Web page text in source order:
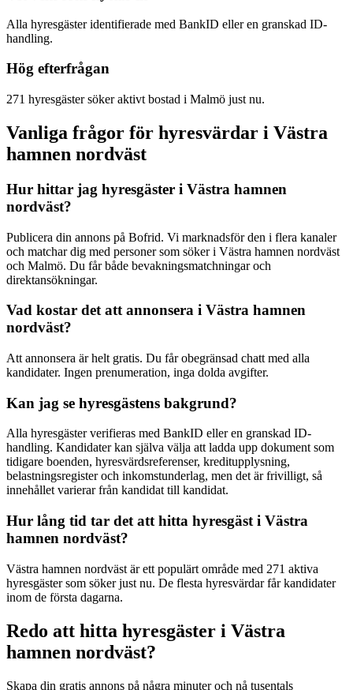
Alla hyresgäster identifierade med BankID eller en granskad ID-
handling.
Hög efterfrågan
271 hyresgäster söker aktivt bostad i Malmö just nu.
Vanliga frågor för hyresvärdar i Västra
hamnen nordväst
Hur hittar jag hyresgäster i Västra hamnen
nordväst?
Publicera din annons på Bofrid. Vi marknadsför den i flera kanaler
och matchar dig med personer som söker i Västra hamnen nordväst
och Malmö. Du får både bevakningsmatchningar och
direktansökningar.
Vad kostar det att annonsera i Västra hamnen
nordväst?
Att annonsera är helt gratis. Du får obegränsad chatt med alla
kandidater. Ingen prenumeration, inga dolda avgifter.
Kan jag se hyresgästens bakgrund?
Alla hyresgäster verifieras med BankID eller en granskad ID-
handling. Kandidater kan själva välja att ladda upp dokument som
tidigare boenden, hyresvärdsreferenser, kreditupplysning,
belastningsregister och inkomstunderlag, men det är frivilligt, så
innehållet varierar från kandidat till kandidat.
Hur lång tid tar det att hitta hyresgäst i Västra
hamnen nordväst?
Västra hamnen nordväst är ett populärt område med 271 aktiva
hyresgäster som söker just nu. De flesta hyresvärdar får kandidater
inom de första dagarna.
Redo att hitta hyresgäster i Västra
hamnen nordväst?
Skapa din gratis annons på några minuter och nå tusentals